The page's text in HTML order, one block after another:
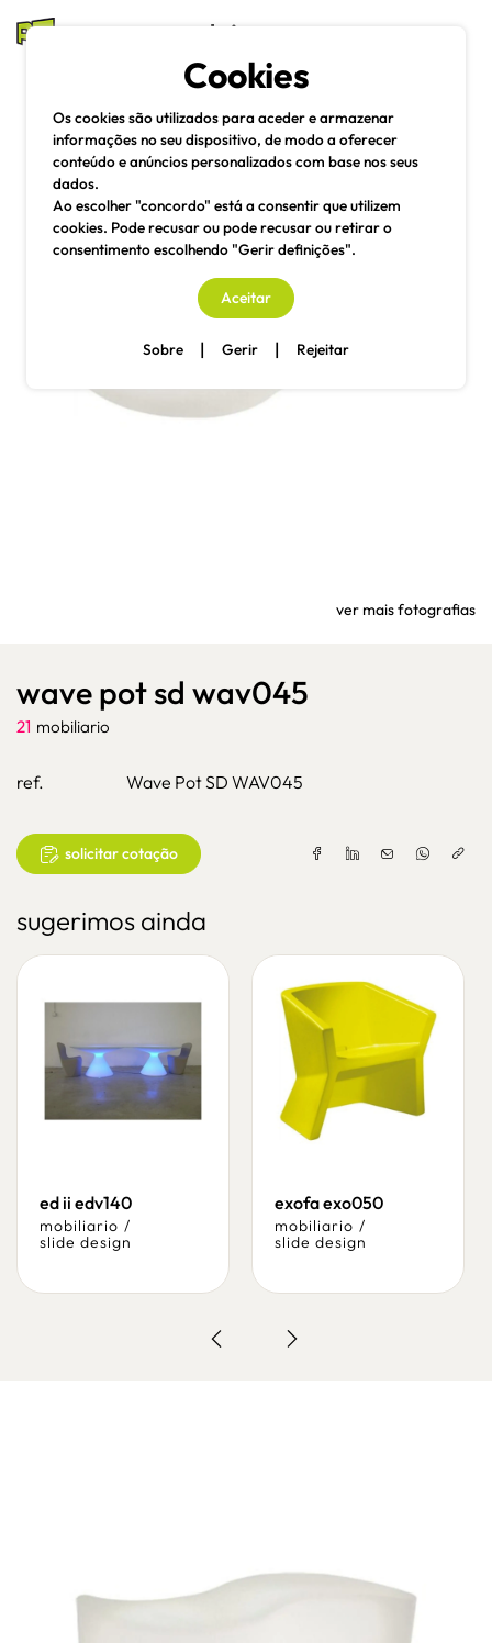
mesas e cadeiras
Pesquisa
ver mais fotografias
wave pot sd wav045
21 mobiliario
ref. Wave Pot SD WAV045
solicitar cotação
sugerimos ainda
ed ii edv140
mobiliario /
slide design
exofa exo050
mobiliario /
slide design
Cookies
Os cookies são utilizados para aceder e armazenar
informações no seu dispositivo, de modo a oferecer
conteúdo e anúncios personalizados com base nos seus
dados.
Ao escolher "concordo" está a consentir que utilizem
cookies. Pode recusar ou pode recusar ou retirar o
consentimento escolhendo "Gerir definições".
Aceitar
Sobre | Gerir | Rejeitar